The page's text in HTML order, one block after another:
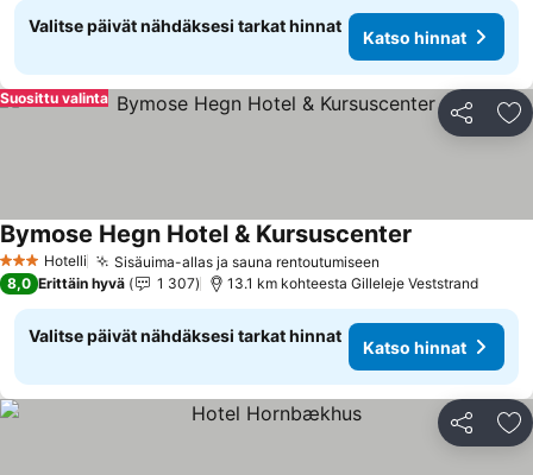
Valitse päivät nähdäksesi tarkat hinnat
Katso hinnat
Jaa
Suosittu valinta
3 Tähtiluokitus
Hotelli Sisäuima-allas ja sauna rentoutumiseen
Bymose Hegn Hotel & Kursuscenter
8,0 Erittäin hyvä 1 307 13.1 km kohteesta Gilleleje Veststrand
Valitse päivät nähdäksesi tarkat hinnat
Katso hinnat
Jaa